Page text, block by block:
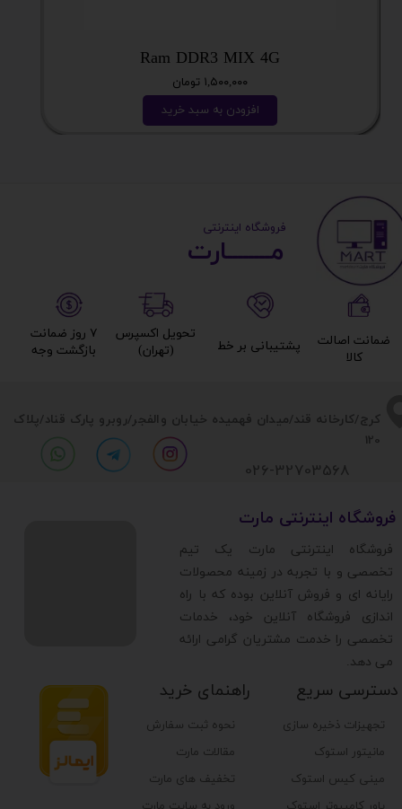
Ram DDR3 MIX 4G
۱,۵۰۰,۰۰۰ تومان
افزودن به سبد خرید
​​کرج/کارخانه قند/میدان فهمیده خیابان والفجر/روبرو پارک قناد/پلاک
120
تجهیزات ذخیره سازی
مانیتور استوک
مینی کیس استوک
دسترسی سریع راهنمای خرید
نحوه ثبت سفارش
مقالات مارت
تخفیف های مارت
​فروشگاه اینترنتی مارت
​فروشگاه اینترنتی مارت یک تیم
تخصصی و با تجربه در زمینه محصولات
رایانه ای و فروش آنلاین بوده که با راه
اندازی فروشگاه آنلاین خود، خدمات
تخصصی را خدمت مشتریان گرامی ارائه
می دهد.
026-32703568
مــــــــارت​​​​​​
​ ​فروشگاه اینترنتی
۷ روز ضمانت
بازگشت وجه​​​​​​​
تحویل اکسپرس
(تهران)​​​​​​​
پشتیبانی بر خط​​​​​​​
ضمانت اصالت
کالا​​​​​​​